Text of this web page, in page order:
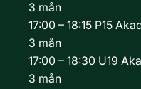
3 mån
17:00 – 18:15 P15
3 mån
17:00 – 18:30 U19
3 mån